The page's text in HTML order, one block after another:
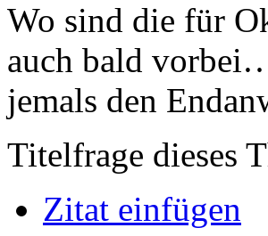
Wo sind die für
auch bald
jemals den
Titelfrage dieses
Zitat einfügen